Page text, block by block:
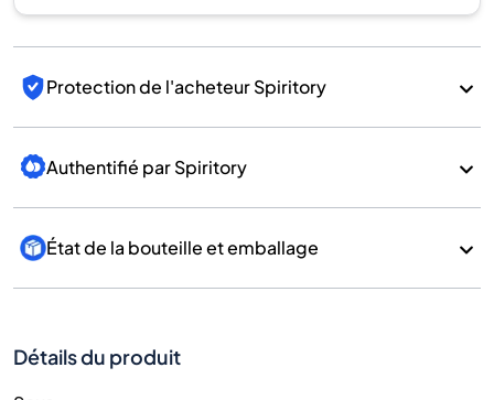
Protection de l'acheteur Spiritory
Authentifié par Spiritory
État de la bouteille et emballage
Détails du produit